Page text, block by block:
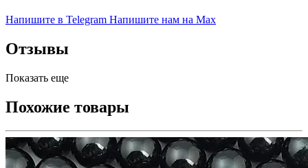
Напишите в Telegram Напишите нам на Max
Отзывы
Показать еще
Похожие товары